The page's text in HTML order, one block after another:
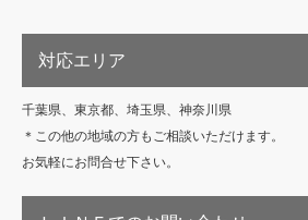
対応エリア
千葉県、東京都、埼玉県、神奈川県
＊この他の地域の方もご相談いただけます。
お気軽にお問合せ下さい。